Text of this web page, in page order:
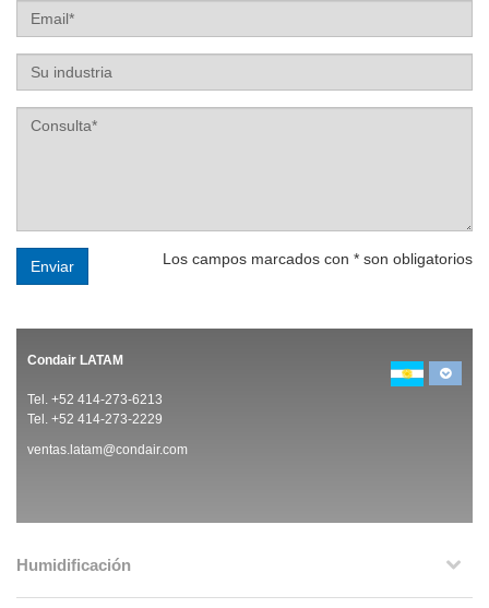
Email
Su
Los campos marcados con * son obligatorios
Enviar
Condair LATAM
Tel. +52 414-273-6213
Tel. +52 414-273-2229
ventas.latam@condair.com
Humidificación